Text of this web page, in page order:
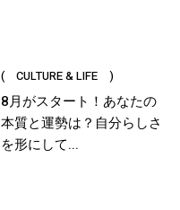
( CULTURE & LIFE )
8月がスタート！あなたの
本質と運勢は？自分らしさ
を形にして...